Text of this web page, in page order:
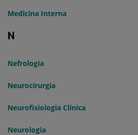
Medicina Interna
N
Nefrologia
Neurocirurgia
Neurofisiologia Clínica
Neurologia